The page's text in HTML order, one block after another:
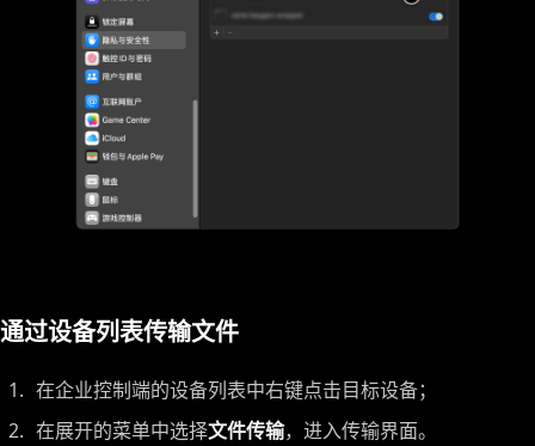
通过设备列表传输文件
在企业控制端的设备列表中右键点击目标设备；
在展开的菜单中选择文件传输，进入传输界面。